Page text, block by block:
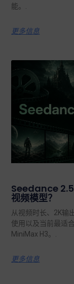
能。.
更多信息
Seedance
视频模型？
从视频时长、2K输
使用以及当前最适
MiniMax H3。.
更多信息